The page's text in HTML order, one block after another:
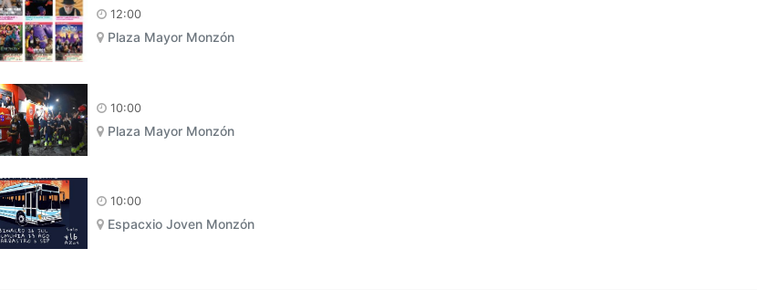
12:00
Plaza Mayor Monzón
10:00
Plaza Mayor Monzón
10:00
Espacxio Joven Monzón